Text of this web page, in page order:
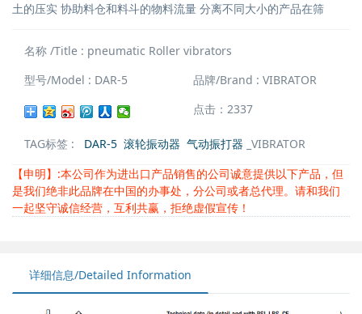
土的压实 协助料仓和料斗的物料流量 分离不同大小的产品在筛
名称 /Title : pneumatic Roller vibrators
型号/Model : DAR-5
品牌/Brand : VIBRATOR
点击：2337
TAG标签 : DAR-5 滚轮振动器 气动振打器 _VIBRATOR
【申明】:本公司作为进出口产品销售的公司诚意提供以下产品，但
是我们绝非此品牌在中国的办事处，分公司或者总代理。请和我们
一起坚守诚信经营，互利共赢，拒绝虚假宣传！
详细信息/Detailed Information